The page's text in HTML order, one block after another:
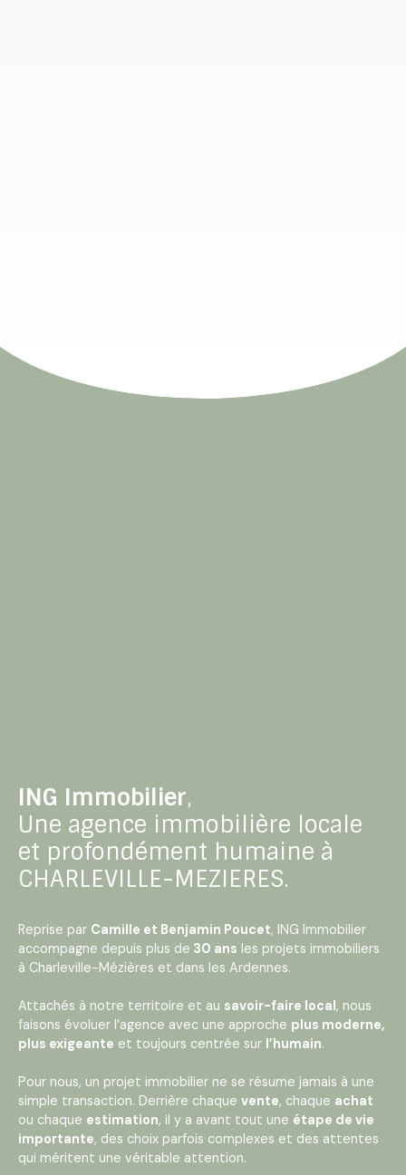
ING Immobilier,
Une agence immobilière locale
et profondément humaine à
CHARLEVILLE-MEZIERES.
Reprise par Camille et Benjamin Poucet, ING Immobilier
accompagne depuis plus de 30 ans les projets immobiliers
à Charleville-Mézières et dans les Ardennes.
Attachés à notre territoire et au savoir-faire local, nous
faisons évoluer l’agence avec une approche plus moderne,
plus exigeante et toujours centrée sur l’humain.
Pour nous, un projet immobilier ne se résume jamais à une
simple transaction. Derrière chaque vente, chaque achat
ou chaque estimation, il y a avant tout une étape de vie
importante, des choix parfois complexes et des attentes
qui méritent une véritable attention.